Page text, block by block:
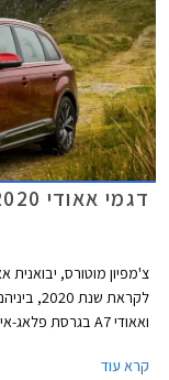
דגמי אאודי 2020 נוחתים בישראל
צ'מפיון מוטורס,
קרא עוד